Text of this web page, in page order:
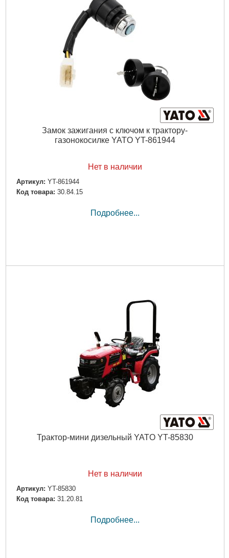
Замок зажигания с ключом к трактору-
газонокосилке YATO YT-861944
Нет в наличии
Артикул: YT-861944
Код товара: 30.84.15
Подробнее...
Трактор-мини дизельный YATO YT-85830
Нет в наличии
Артикул: YT-85830
Код товара: 31.20.81
Подробнее...